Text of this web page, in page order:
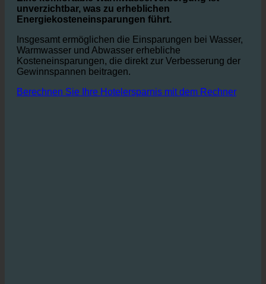
Vor allem im Gastgewerbe, wo eine konsistente und
Eine komfortable Warmwasserversorgung ist
unverzichtbar, was zu erheblichen
Energiekosteneinsparungen führt.
Insgesamt ermöglichen die Einsparungen bei Wasser,
Warmwasser und Abwasser erhebliche
Kosteneinsparungen, die direkt zur Verbesserung der
Gewinnspannen beitragen.